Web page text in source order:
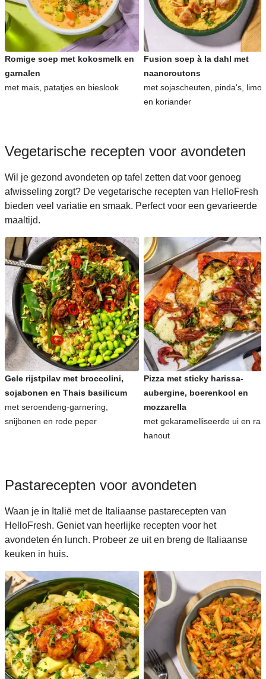
Romige soep met kokosmelk en
garnalen
met mais, patatjes en bieslook
Fusion soep à la dahl met
naancroutons
met sojascheuten, pinda's,
en koriander
Vegetarische recepten voor avondeten
Wil je gezond avondeten op tafel zetten dat voor genoeg
afwisseling zorgt? De vegetarische recepten van HelloFresh
bieden veel variatie en smaak. Perfect voor een gevarieerde
maaltijd.
Gele rijstpilav met broccolini,
sojabonen en Thais basilicum
met seroendeng-garnering,
snijbonen en rode peper
Pizza met sticky harissa-
aubergine, boerenkool en
mozzarella
met gekaramelliseerde ui en
hanout
Pastarecepten voor avondeten
Waan je in Italië met de Italiaanse pastarecepten van
HelloFresh. Geniet van heerlijke recepten voor het
avondeten én lunch. Probeer ze uit en breng de Italiaanse
keuken in huis.